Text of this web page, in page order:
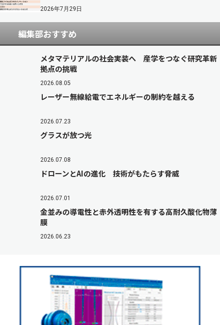
2026年7月29日
編集部おすすめ
メタマテリアルの社会実装へ 産学をつなぐ研究革新
拠点の挑戦
2026.08.05
レーザー無線給電でエネルギーの制約を越える
2026.07.23
グラスが放つ光
2026.07.08
ドローンとAIの進化 技術がもたらす脅威
2026.07.01
金並みの導電性と赤外透明性を有する高耐久酸化物薄
膜
2026.06.23